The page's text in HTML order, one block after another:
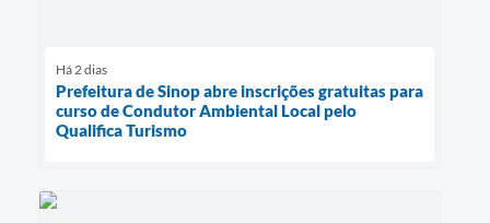
Há 2 dias
Prefeitura de Sinop abre inscrições gratuitas para
curso de Condutor Ambiental Local pelo
Qualifica Turismo